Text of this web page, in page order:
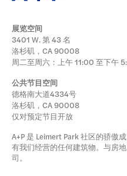
展览空间
3401 W. 第 43 名
洛杉矶，CA 90008
周二至周六：上午 11:00 至下午
公共节目空间
德格南大道4334号
洛杉矶，CA 90008
仅对预定节目开放
A+P 是 Leimert Park 社区的骄傲
有我们经营的任何建筑物。与房
司。